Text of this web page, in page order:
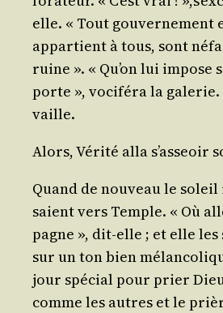
elle. « Tout gou­ver­ne­ment
appar­tient à tous, sont
ruine ». « Qu’on lui impose
porte », voci­fé­ra la
vaille.
Alors, Véri­té alla s’as­seoir
Quand de nou­veau le
saient vers Temple. « Où
pagne », dit-elle ; et elle
sur un ton bien
jour spé­cial pour prier
comme les autres et le